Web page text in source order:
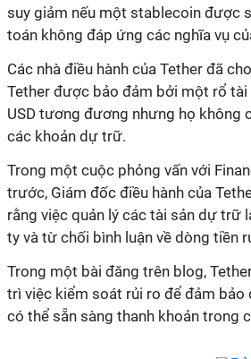
suy giảm nếu một stablecoin được
toán không đáp ứng các nghĩa vụ
Các nhà điều hành của Tether đã
Tether được bảo đảm bởi một rổ tài
USD tương đương nhưng họ không
các khoản dự trữ.
Trong một cuộc phỏng vấn với
trước, Giám đốc điều hành của
rằng việc quản lý các tài sản dự trữ
ty và từ chối bình luận về dòng tiền
Trong một bài đăng trên blog,
trì việc kiểm soát rủi ro để đảm bảo
có thể sẵn sàng thanh khoản trong